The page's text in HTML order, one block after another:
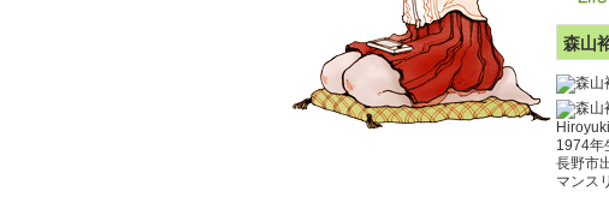
森山
1974年
長野市
マンス